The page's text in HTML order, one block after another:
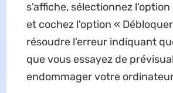
s'affiche, sélectionnez
et cochez l'option «
résoudre l'erreur indiquant
que vous essayez de
endommager votre